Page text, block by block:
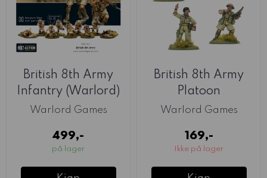
British 8th Army
Infantry (Warlord)
Warlord Games
499,-
på lager
British 8th Army
Platoon
Commanders
Warlord Games
169,-
Ikke på lager